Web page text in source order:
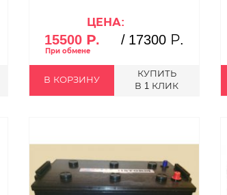
ЦЕНА:
15500 Р. / 17300 Р.
В КОРЗИНУ
КУПИТЬ
В 1 КЛИК